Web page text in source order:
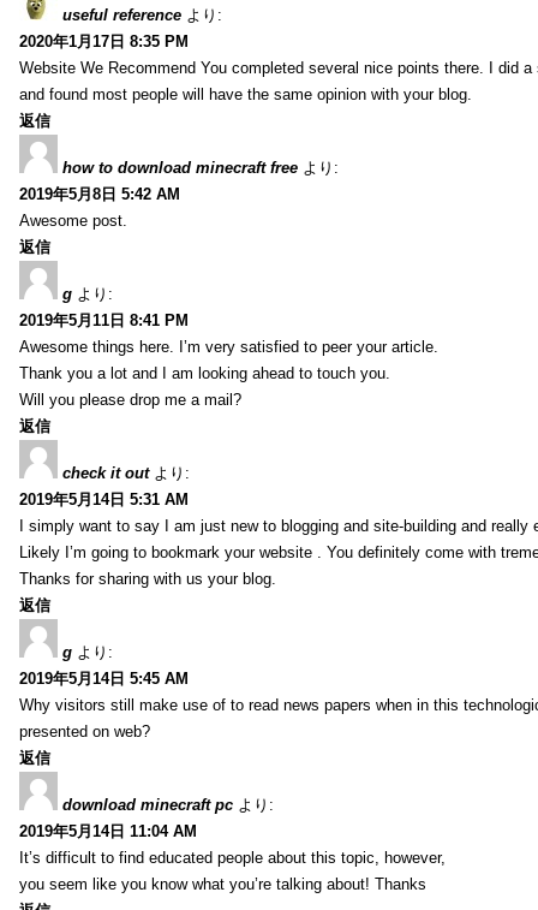
useful reference より:
2020年1月17日 8:35 PM
Website We Recommend You completed several nice points there. I did
and found most people will have the same opinion with your blog.
返信
how to download minecraft free より:
2019年5月8日 5:42 AM
Awesome post.
返信
g より:
2019年5月11日 8:41 PM
Awesome things here. I’m very satisfied to peer your article.
Thank you a lot and I am looking ahead to touch you.
Will you please drop me a mail?
返信
check it out より:
2019年5月14日 5:31 AM
I simply want to say I am just new to blogging and site-building and really
Likely I’m going to bookmark your website . You definitely come with
Thanks for sharing with us your blog.
返信
g より:
2019年5月14日 5:45 AM
Why visitors still make use of to read news papers when in this
presented on web?
返信
download minecraft pc より:
2019年5月14日 11:04 AM
It’s difficult to find educated people about this topic, however,
you seem like you know what you’re talking about! Thanks